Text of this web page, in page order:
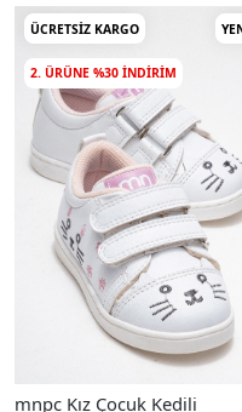
ÜCRETSIZ KARGO
2. ÜRÜNE %30 INDIRIM
mnpc Kız Çocuk Kedili